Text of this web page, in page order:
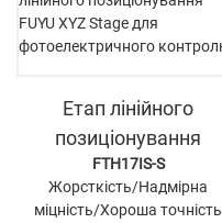
Етап лінійного
позиціонування
FTH17IS-S
Жорсткість/Надмірна
міцність/Хороша точність